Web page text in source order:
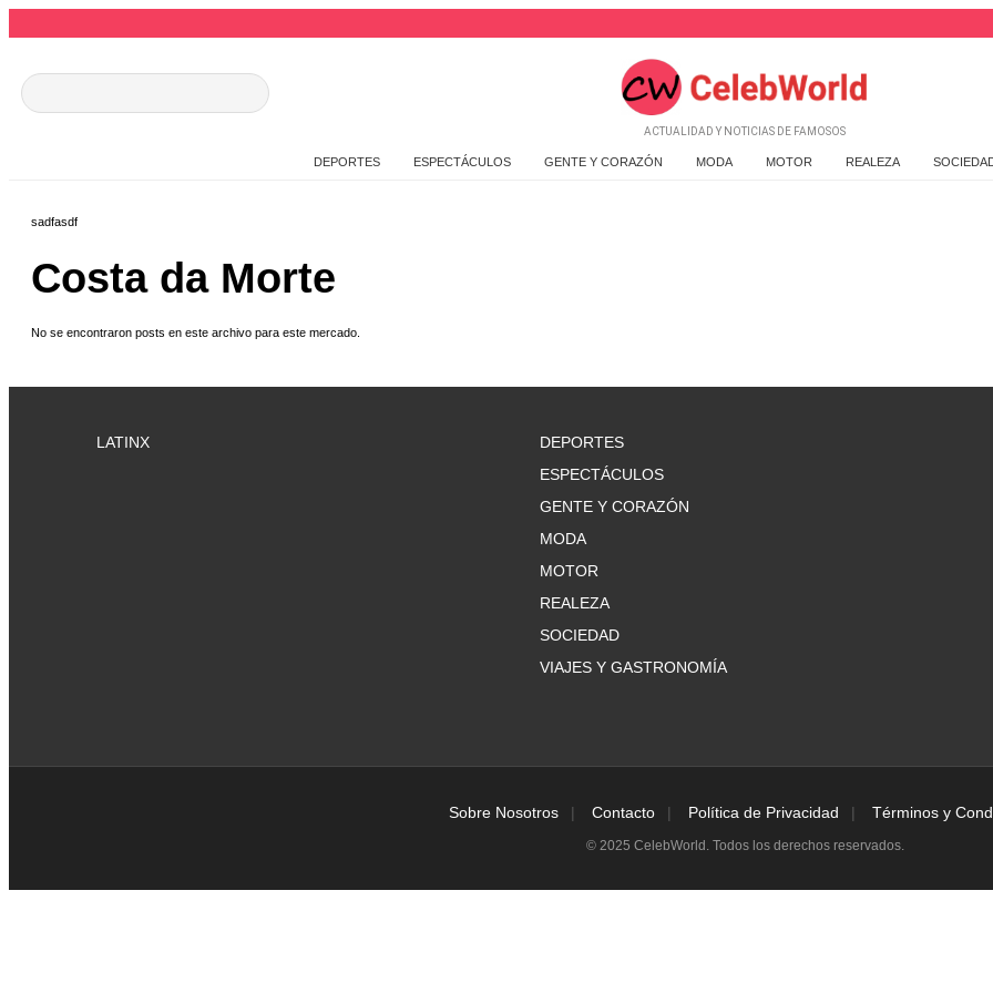
ACTUALIDAD Y NOTICIAS DE FAMOSOS
DEPORTES ESPECTÁCULOS GENTE Y CORAZÓN MODA MOTOR REALEZA
sadfasdf
Costa da Morte
No se encontraron posts en este archivo para este mercado.
LATINX
DEPORTES
ESPECTÁCULOS
GENTE Y CORAZÓN
MODA
MOTOR
REALEZA
SOCIEDAD
VIAJES Y GASTRONOMÍA
Sobre Nosotros Contacto Política de Privacidad Términos y
© 2025 CelebWorld. Todos los derechos reservados.